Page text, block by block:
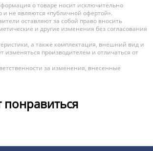
о товаре носит исключительно
и не являются «публичной офертой».
оставляют за собой право вносить
и другие изменения без согласования
а также комплектация, внешний вид и
изменяться производителем и отличаться от
за изменения, внесенные